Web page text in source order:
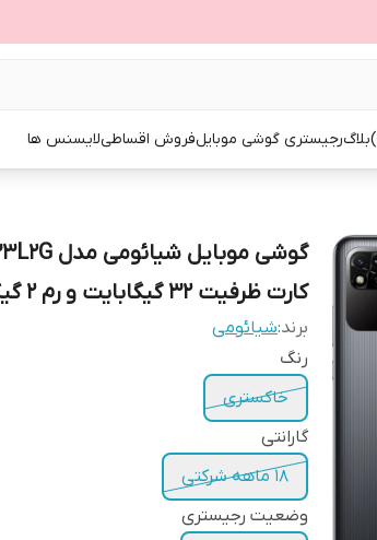
بلاگرجیستری گوشی موبایلفروش اقساطیلایسنس ها
کارت ظرفیت 32 گیگابایت و رم 2 گیگابایت
برند:شیائومی
رنگ
خاکستری
گارانتی
18 ماهه شرکتی
وضعیت رجیستری